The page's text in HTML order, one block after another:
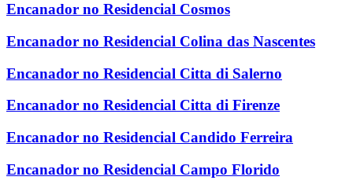
Encanador no Residencial Cosmos
Encanador no Residencial Colina das Nascentes
Encanador no Residencial Citta di Salerno
Encanador no Residencial Citta di Firenze
Encanador no Residencial Candido Ferreira
Encanador no Residencial Campo Florido